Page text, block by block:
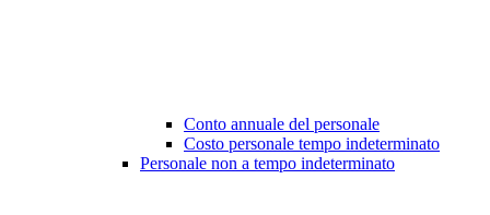
Conto annuale del personale
Costo personale tempo indeterminato
Personale non a tempo indeterminato